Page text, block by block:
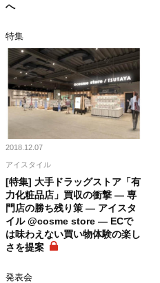
へ
特集
2018.12.07
アイスタイル
[特集] 大手ドラッグストア「有
力化粧品店」買収の衝撃 ― 専
門店の勝ち残り策 ― アイスタ
イル @cosme store ― ECで
は味わえない買い物体験の楽し
さを提案
発表会